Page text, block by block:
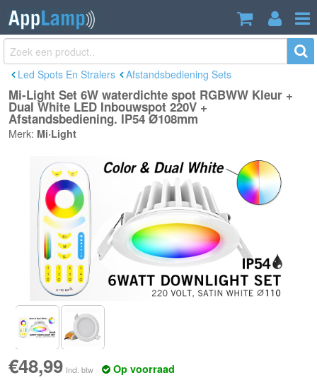
Mi-Light Set 6W waterdichte spot
RGBWW Kleur + Dual White LED
Inbouwspot 220V + Afstandsbediening.
IP54 Ø108mm
€48,99
Led Spots En Stralers Afstandsbediening Sets
Mi-Light Set 6W waterdichte spot RGBWW Kleur +
Dual White LED Inbouwspot 220V +
Afstandsbediening. IP54 Ø108mm
Merk: Mi·Light
€48,99 Incl. btw
Op voorraad